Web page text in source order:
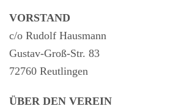
VORSTAND
c/o Rudolf Hausmann
Gustav-Groß-Str. 83
72760 Reutlingen
ÜBER DEN VEREIN